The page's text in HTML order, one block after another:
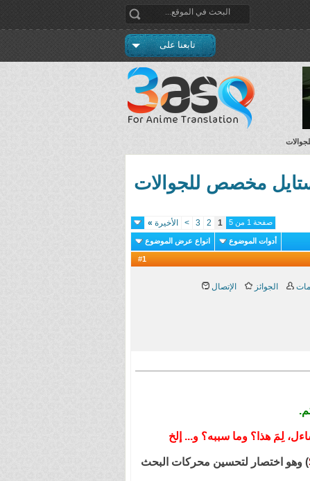
تابعنا على
صفحة 1 من 5 1
2
3
> الأخيرة »
أدوات الموضوع انواع عرض الموضوع
1
الجوائز الإتصال
) وهو اختصار لتحسين محركات البحث